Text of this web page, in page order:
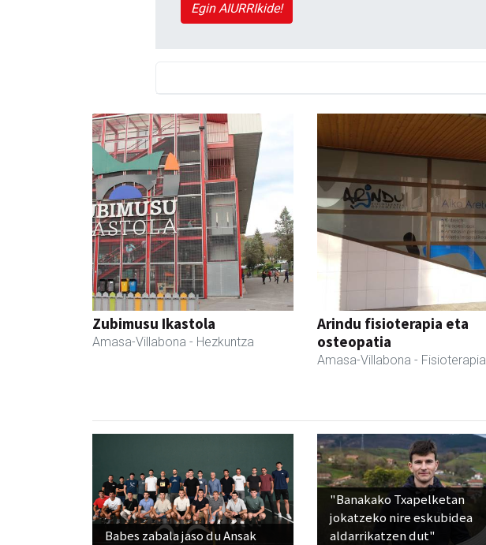
Egin AIURRIkide!
Zubimusu Ikastola
Amasa-Villabona - Hezkuntza
Arindu fisioterapia eta
osteopatia
Amasa-Villabona - Fisioterapia
Babes zabala jaso du Ansak
"Banakako Txapelketan
jokatzeko nire eskubidea
aldarrikatzen dut"